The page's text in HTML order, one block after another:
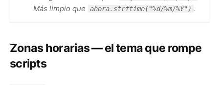
Más limpio que
ahora.strftime("%d/%m/%Y") .
Zonas horarias — el tema que rompe
scripts